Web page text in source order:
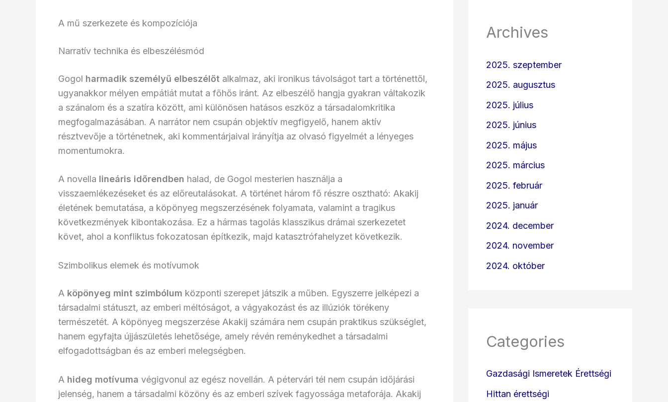
A mű szerkezete és kompozíciója
Narratív technika és elbeszélésmód
Gogol harmadik személyű elbeszélőt alkalmaz, aki ironikus távolságot tart a történettől,
ugyanakkor mélyen empátiát mutat a főhős iránt. Az elbeszélő hangja gyakran váltakozik
a szánalom és a szatíra között, ami különösen hatásos eszköz a társadalomkritika
megfogalmazásában. A narrátor nem csupán objektív megfigyelő, hanem aktív
résztvevője a történetnek, aki kommentárjaival irányítja az olvasó figyelmét a lényeges
momentumokra.
A novella lineáris időrendben halad, de Gogol mesterien használja a
visszaemlékezéseket és az előreutalásokat. A történet három fő részre osztható: Akakij
életének bemutatása, a köpönyeg megszerzésének folyamata, valamint a tragikus
következmények kibontakozása. Ez a hármas tagolás klasszikus drámai szerkezetet
követ, ahol a konfliktus fokozatosan építkezik, majd katasztrófahelyzet következik.
Szimbolikus elemek és motívumok
A köpönyeg mint szimbólum központi szerepet játszik a műben. Egyszerre jelképezi a
társadalmi státuszt, az emberi méltóságot, a vágyakozást és az illúziók törékeny
természetét. A köpönyeg megszerzése Akakij számára nem csupán praktikus szükséglet,
hanem egyfajta újjászületés lehetősége, amely révén reménykedhet a társadalmi
elfogadottságban és az emberi melegségben.
A hideg motívuma végigvonul az egész novellán. A pétervári tél nem csupán időjárási
jelenség, hanem a társadalmi közöny és az emberi szívek fagyossága metaforája. Akakij
Archives
2025. szeptember
2025. augusztus
2025. július
2025. június
2025. május
2025. március
2025. február
2025. január
2024. december
2024. november
2024. október
Categories
Gazdasági Ismeretek Érettségi
Hittan érettségi